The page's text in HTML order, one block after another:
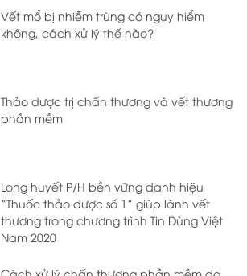
Vết mổ bị nhiễm trùng có nguy hiểm
không, cách xử lý thế nào?
Thảo dược trị chấn thương và vết thương
phần mềm
Long huyết P/H bền vững danh hiệu
“Thuốc thảo dược số 1” giúp lành vết
thương trong chương trình Tin Dùng Việt
Nam 2020